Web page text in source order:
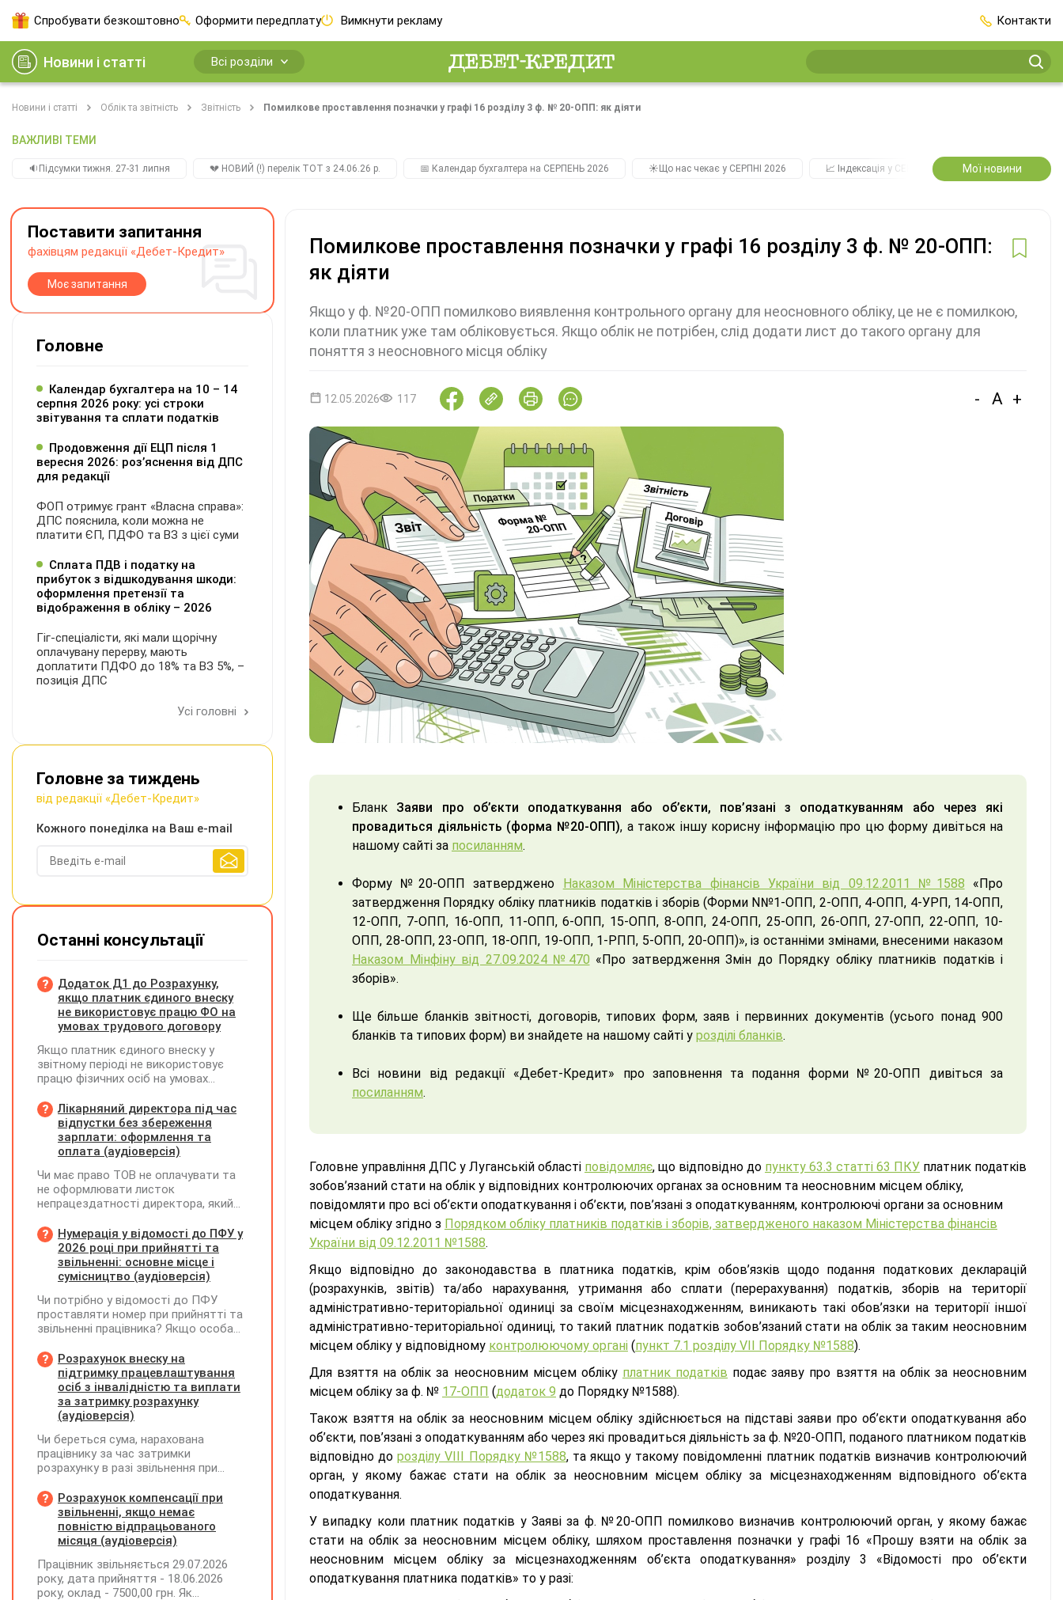
Спробувати безкоштовно Оформити передплату Вимкнути рекламу Контакти
Новини і статті Всі розділи
Новини і статті Облік та звітність Звітність Помилкове проставлення позначки у графі 16 розділу 3 ф. № 20-ОПП: як діяти
ВАЖЛИВІ ТЕМИ
🔉Підсумки тижня. 27-31 липня 💔 НОВИЙ (!) перелік ТОТ з 24.06.26 р. 📅 Календар бухгалтера на СЕРПЕНЬ 2026 ☀️Що нас чекає у СЕРПНІ 2026 📈 Індексація у СЕРПНІ 2️⃣0️⃣2️⃣7️⃣ Усі
Мої новини
Помилкове проставлення позначки у графі 16 розділу 3 ф. № 20-ОПП:
як діяти
Якщо у ф. №20-ОПП помилково виявлення контрольного органу для неосновного обліку, це не є помилкою,
коли платник уже там обліковується. Якщо облік не потрібен, слід додати лист до такого органу для
поняття з неосновного місця обліку
12.05.2026 117 - A +
Бланк Заяви про об’єкти оподаткування або об’єкти, пов’язані з оподаткуванням або через які
провадиться діяльність (форма №20-ОПП), а також іншу корисну інформацію про цю форму дивіться на
нашому сайті за посиланням.
Форму №20-ОПП затверджено Наказом Міністерства фінансів України від 09.12.2011 №1588 «Про
затвердження Порядку обліку платників податків і зборів (Форми N№1-ОПП, 2-ОПП, 4-ОПП, 4-УРП, 14-ОПП,
12-ОПП, 7-ОПП, 16-ОПП, 11-ОПП, 6-ОПП, 15-ОПП, 8-ОПП, 24-ОПП, 25-ОПП, 26-ОПП, 27-ОПП, 22-ОПП, 10-
ОПП, 28-ОПП, 23-ОПП, 18-ОПП, 19-ОПП, 1-РПП, 5-ОПП, 20-ОПП)», із останніми змінами, внесеними наказом
Наказом Мінфіну від 27.09.2024 №470 «Про затвердження Змін до Порядку обліку платників податків і
зборів».
Ще більше бланків звітності, договорів, типових форм, заяв і первинних документів (усього понад 900
бланків та типових форм) ви знайдете на нашому сайті у розділі бланків.
Всі новини від редакції «Дебет-Кредит» про заповнення та подання форми №20-ОПП дивіться за
посиланням.
Головне управління ДПС у Луганській області повідомляє, що відповідно до пункту 63.3 статті 63 ПКУ платник податків
зобов’язаний стати на облік у відповідних контролюючих органах за основним та неосновним місцем обліку,
повідомляти про всі об’єкти оподаткування і об’єкти, пов’язані з оподаткуванням, контролюючі органи за основним
місцем обліку згідно з Порядком обліку платників податків і зборів, затвердженого наказом Міністерства фінансів
України від 09.12.2011 №1588.
Якщо відповідно до законодавства в платника податків, крім обов’язків щодо подання податкових декларацій
(розрахунків, звітів) та/або нарахування, утримання або сплати (перерахування) податків, зборів на території
адміністративно-територіальної одиниці за своїм місцезнаходженням, виникають такі обов’язки на території іншої
адміністративно-територіальної одиниці, то такий платник податків зобов’язаний стати на облік за таким неосновним
місцем обліку у відповідному контролюючому органі (пункт 7.1 розділу VII Порядку №1588).
Для взяття на облік за неосновним місцем обліку платник податків подає заяву про взяття на облік за неосновним
місцем обліку за ф. № 17-ОПП (додаток 9 до Порядку №1588).
Також взяття на облік за неосновним місцем обліку здійснюється на підставі заяви про об’єкти оподаткування або
об’єкти, пов’язані з оподаткуванням або через які провадиться діяльність за ф. №20-ОПП, поданого платником податків
відповідно дорозділу VIIІ Порядку №1588, та якщо у такому повідомленні платник податків визначив контролюючий
орган, у якому бажає стати на облік за неосновним місцем обліку за місцезнаходженням відповідного об’єкта
оподаткування.
У випадку коли платник податків у Заяві за ф. №20-ОПП помилково визначив контролюючий орган, у якому бажає
стати на облік за неосновним місцем обліку, шляхом проставлення позначки у графі 16 «Прошу взяти на облік за
неосновним місцем обліку за місцезнаходженням об’єкта оподаткування» розділу 3 «Відомості про об’єкти
оподаткування платника податків» то у разі:
Поставити запитання
фахівцям редакції «Дебет-Кредит»
Моє запитання
Головне
Календар бухгалтера на 10 – 14
серпня 2026 року: усі строки
звітування та сплати податків
Продовження дії ЕЦП після 1
вересня 2026: розʼяснення від ДПС
для редакції
ФОП отримує грант «Власна справа»:
ДПС пояснила, коли можна не
платити ЄП, ПДФО та ВЗ з цієї суми
Сплата ПДВ і податку на
прибуток з відшкодування шкоди:
оформлення претензії та
відображення в обліку – 2026
Гіг-спеціалісти, які мали щорічну
оплачувану перерву, мають
доплатити ПДФО до 18% та ВЗ 5%, –
позиція ДПС
Усі головні
Головне за тиждень
від редакції «Дебет-Кредит»
Кожного понеділка на Ваш e-mail
Останні консультації
Додаток Д1 до Розрахунку,
якщо платник єдиного внеску
не використовує працю ФО на
умовах трудового договору
Якщо платник єдиного внеску у
звітному періоді не використовує
працю фізичних осіб на умовах
на інших умовах, передбачених
законодавством, Додаток Д1/
Додаток ФІЗ-Д1 за відповідний
період не подається
Лікарняний директора під час
відпустки без збереження
зарплати: оформлення та
оплата (аудіоверсія)
Чи має право ТОВ не оплачувати та
не оформлювати листок
непрацездатності директора, який
збереження заробітної плати під час
призупинення діяльності
підприємства?
Нумерація у відомості до ПФУ у
2026 році при прийнятті та
звільненні: основне місце і
сумісництво (аудіоверсія)
Чи потрібно у відомості до ПФУ
проставляти номер при прийнятті та
звільненні працівника? Якщо особа
місцем роботи та за сумісництвом,
чи рахується це як два роботодавці?
Розрахунок внеску на
підтримку працевлаштування
осіб з інвалідністю та виплати
за затримку розрахунку
(аудіоверсія)
Чи береться сума, нарахована
працівнику за час затримки
розрахунку в разі звільнення при
заробітної плати (винагороди), для
розрахунку внеску на підтримку
працевлаштування осіб з
інвалідністю?
Розрахунок компенсації при
звільненні, якщо немає
повністю відпрацьованого
місяця (аудіоверсія)
Працівник звільняється 29.07.2026
року, дата прийняття - 18.06.2026
року, оклад - 7500,00 грн. Як